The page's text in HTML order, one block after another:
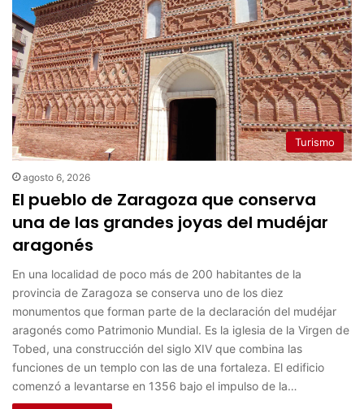
Turismo
agosto 6, 2026
El pueblo de Zaragoza que conserva
una de las grandes joyas del mudéjar
aragonés
En una localidad de poco más de 200 habitantes de la
provincia de Zaragoza se conserva uno de los diez
monumentos que forman parte de la declaración del mudéjar
aragonés como Patrimonio Mundial. Es la iglesia de la Virgen de
Tobed, una construcción del siglo XIV que combina las
funciones de un templo con las de una fortaleza. El edificio
comenzó a levantarse en 1356 bajo el impulso de la…